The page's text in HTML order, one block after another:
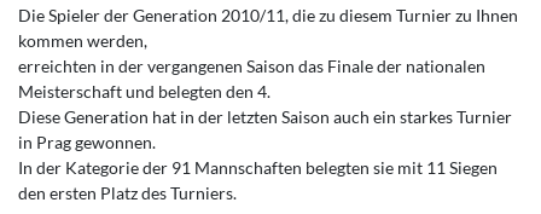
Die Spieler der Generation 2010/11, die zu diesem Turnier zu Ihnen
kommen werden,
erreichten in der vergangenen Saison das Finale der nationalen
Meisterschaft und belegten den 4.
Diese Generation hat in der letzten Saison auch ein starkes Turnier
in Prag gewonnen.
In der Kategorie der 91 Mannschaften belegten sie mit 11 Siegen
den ersten Platz des Turniers.